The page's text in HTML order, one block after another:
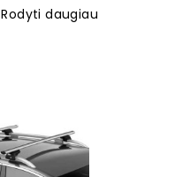
Rodyti daugiau